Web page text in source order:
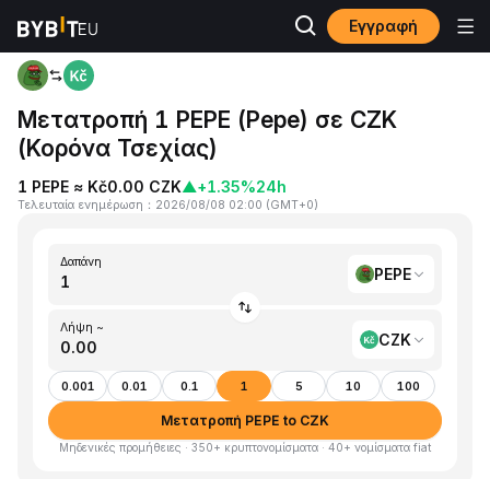
Εγγραφή
Αρχική PEPE to CZK
Μετατροπή 1 PEPE (Pepe) σε CZK
(Κορόνα Τσεχίας)
1 PEPE ≈ Kč0.00 CZK▲+1.35%24h
Τελευταία ενημέρωση ： 2026/08/08 02:00 (GMT+0)
Δαπάνη
PEPE
Λήψη ~
CZK
0.001 0.01 0.1 1 5 10 100
Μετατροπή PEPE to CZK
Μηδενικές προμήθειες · 350+ κρυπτονομίσματα · 40+ νομίσματα fiat